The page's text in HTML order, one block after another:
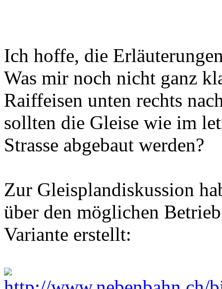
Ich hoffe, die
Was mir noch nicht ganz
Raiffeisen unten rechts
sollten die Gleise wie im
Strasse abgebaut werden?
Zur Gleisplandiskussion
über den möglichen
Variante erstellt: